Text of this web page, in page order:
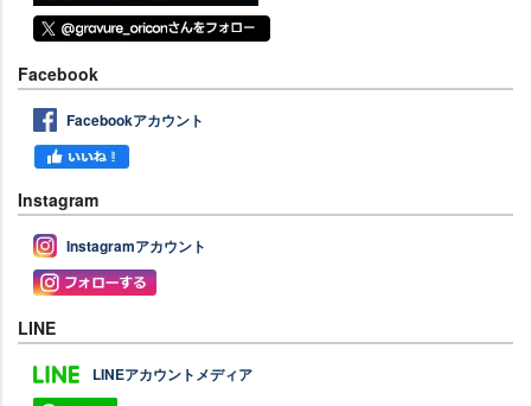
Facebook
Facebookアカウント
Instagram
Instagramアカウント
LINE
LINEアカウントメディア